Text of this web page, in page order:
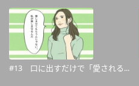
#13 口に出すだけで「愛される...